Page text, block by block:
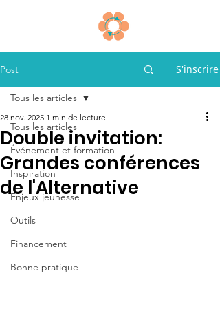
Post S'inscrire
Tous les articles
Événement et formation
Inspiration
Enjeux jeunesse
Outils
Financement
Bonne pratique
Tous les articles
Double invitation:
Grandes conférences
de l'Alternative
28 nov. 2025 1 min de lecture